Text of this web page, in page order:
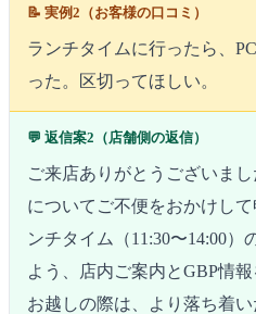
📝 実例2（お客様の口コミ）
ランチタイムに行ったら、
った。区切ってほしい。
💬 返信案2（店舗側の返信）
ご来店ありがとうございま
についてご不便をおかけし
ンチタイム（11:30〜14:00）
よう、店内ご案内とGBP情
お越しの際は、より落ち着